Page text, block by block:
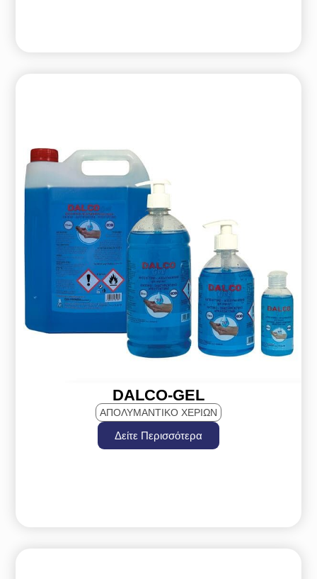
DALCO-GEL
ΑΠΟΛΥΜΑΝΤΙΚΟ ΧΕΡΙΩΝ
Δείτε Περισσότερα